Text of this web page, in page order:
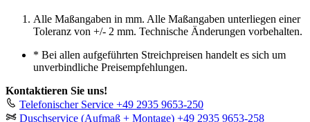
Alle Maßangaben in mm. Alle Maßangaben unterliegen einer
Toleranz von +/- 2 mm. Technische Änderungen vorbehalten.
* Bei allen aufgeführten Streichpreisen handelt es sich um
unverbindliche Preisempfehlungen.
Kontaktieren Sie uns!
Telefonischer Service +49 2935 9653-250
Duschservice (Aufmaß + Montage) +49 2935 9653-258